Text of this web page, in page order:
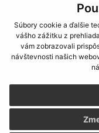
Súbory cookie a ďalšie
vášho zážitku z
vám zobrazovali
návštevnosti našich